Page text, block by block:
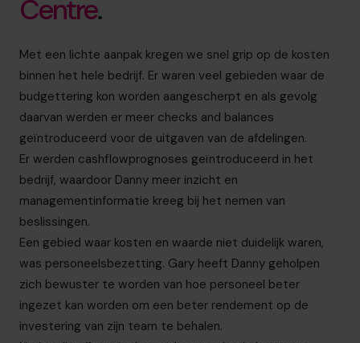
Centre.
Met een lichte aanpak kregen we snel grip op de kosten
binnen het hele bedrijf. Er waren veel gebieden waar de
budgettering kon worden aangescherpt en als gevolg
daarvan werden er meer checks and balances
geïntroduceerd voor de uitgaven van de afdelingen.
Er werden cashflowprognoses geïntroduceerd in het
bedrijf, waardoor Danny meer inzicht en
managementinformatie kreeg bij het nemen van
beslissingen.
Een gebied waar kosten en waarde niet duidelijk waren,
was personeelsbezetting. Gary heeft Danny geholpen
zich bewuster te worden van hoe personeel beter
ingezet kan worden om een ​​beter rendement op de
investering van zijn team te behalen.